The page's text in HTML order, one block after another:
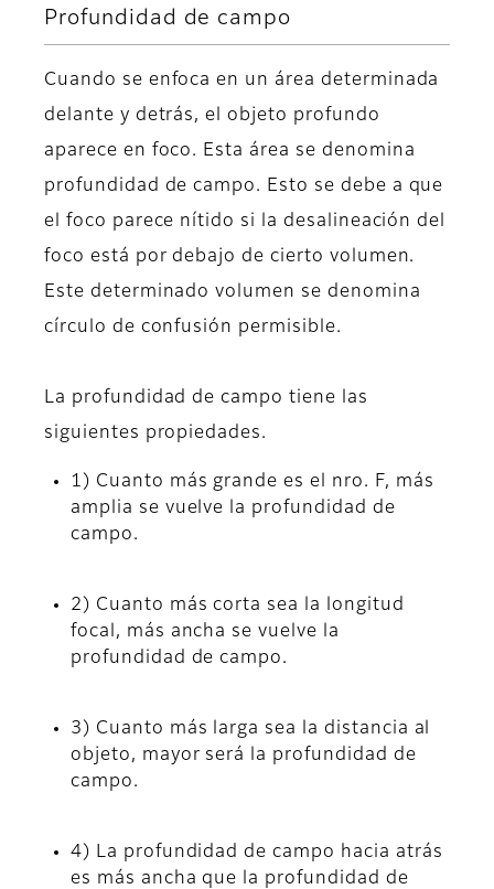
Profundidad de campo
Cuando se enfoca en un área determinada
delante y detrás, el objeto profundo
aparece en foco. Esta área se denomina
profundidad de campo. Esto se debe a que
el foco parece nítido si la desalineación del
foco está por debajo de cierto volumen.
Este determinado volumen se denomina
círculo de confusión permisible.
La profundidad de campo tiene las
siguientes propiedades.
1) Cuanto más grande es el nro. F, más
amplia se vuelve la profundidad de
campo.
2) Cuanto más corta sea la longitud
focal, más ancha se vuelve la
profundidad de campo.
3) Cuanto más larga sea la distancia al
objeto, mayor será la profundidad de
campo.
4) La profundidad de campo hacia atrás
es más ancha que la profundidad de